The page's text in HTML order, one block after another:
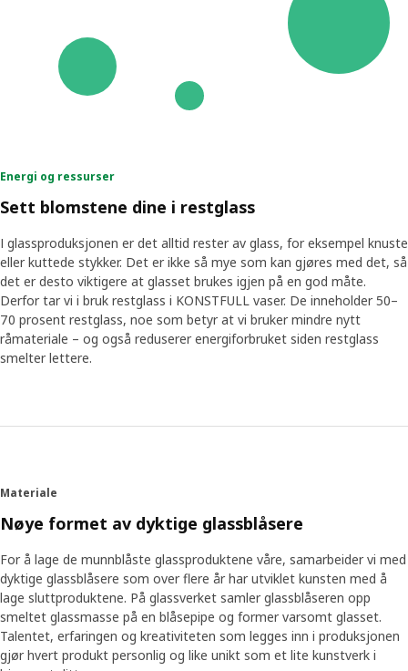
Energi og ressurser
Sett blomstene dine i restglass
I glassproduksjonen er det alltid rester av glass, for eksempel knuste
eller kuttede stykker. Det er ikke så mye som kan gjøres med det, så
det er desto viktigere at glasset brukes igjen på en god måte.
Derfor tar vi i bruk restglass i KONSTFULL vaser. De inneholder 50–
70 prosent restglass, noe som betyr at vi bruker mindre nytt
råmateriale – og også reduserer energiforbruket siden restglass
smelter lettere.
Materiale
Nøye formet av dyktige glassblåsere
For å lage de munnblåste glassproduktene våre, samarbeider vi med
dyktige glassblåsere som over flere år har utviklet kunsten med å
lage sluttproduktene. På glassverket samler glassblåseren opp
smeltet glassmasse på en blåsepipe og former varsomt glasset.
Talentet, erfaringen og kreativiteten som legges inn i produksjonen
gjør hvert produkt personlig og like unikt som et lite kunstverk i